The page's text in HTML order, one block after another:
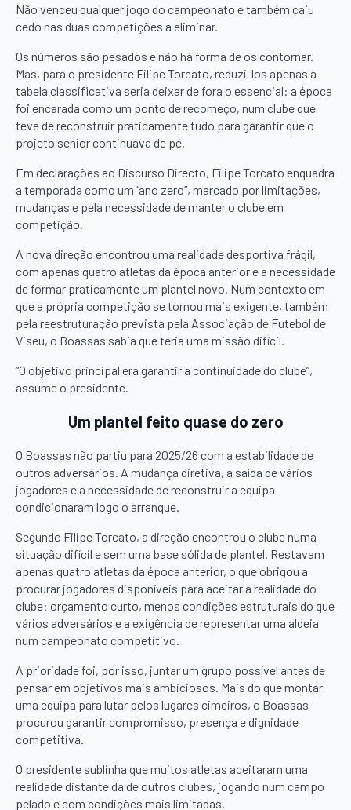
Não venceu qualquer jogo do campeonato e também caiu
cedo nas duas competições a eliminar.
Os números são pesados e não há forma de os contornar.
Mas, para o presidente Filipe Torcato, reduzi-los apenas à
tabela classificativa seria deixar de fora o essencial: a época
foi encarada como um ponto de recomeço, num clube que
teve de reconstruir praticamente tudo para garantir que o
projeto sénior continuava de pé.
Em declarações ao Discurso Directo, Filipe Torcato enquadra
a temporada como um “ano zero”, marcado por limitações,
mudanças e pela necessidade de manter o clube em
competição.
A nova direção encontrou uma realidade desportiva frágil,
com apenas quatro atletas da época anterior e a necessidade
de formar praticamente um plantel novo. Num contexto em
que a própria competição se tornou mais exigente, também
pela reestruturação prevista pela Associação de Futebol de
Viseu, o Boassas sabia que teria uma missão difícil.
“O objetivo principal era garantir a continuidade do clube”,
assume o presidente.
Um plantel feito quase do zero
O Boassas não partiu para 2025/26 com a estabilidade de
outros adversários. A mudança diretiva, a saída de vários
jogadores e a necessidade de reconstruir a equipa
condicionaram logo o arranque.
Segundo Filipe Torcato, a direção encontrou o clube numa
situação difícil e sem uma base sólida de plantel. Restavam
apenas quatro atletas da época anterior, o que obrigou a
procurar jogadores disponíveis para aceitar a realidade do
clube: orçamento curto, menos condições estruturais do que
vários adversários e a exigência de representar uma aldeia
num campeonato competitivo.
A prioridade foi, por isso, juntar um grupo possível antes de
pensar em objetivos mais ambiciosos. Mais do que montar
uma equipa para lutar pelos lugares cimeiros, o Boassas
procurou garantir compromisso, presença e dignidade
competitiva.
O presidente sublinha que muitos atletas aceitaram uma
realidade distante da de outros clubes, jogando num campo
pelado e com condições mais limitadas.